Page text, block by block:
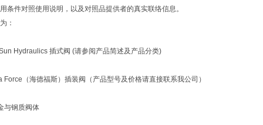
条件对照使用说明，以及对照品提供者的真实联络信息。
：
Hydraulics 插式阀 (请参阅产品简述及产品分类)
Force（海德福斯）插装阀（产品型号及价格请直接联系我公司）
与钢质阀体